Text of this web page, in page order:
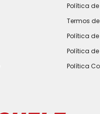
Política de
Termos
Política
Política
Política